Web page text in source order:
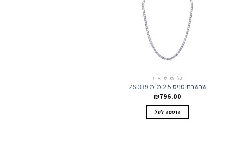
כל השרשראות
שרשרת טניס 2.5 מ"מ ZSI339
₪796.00
הוספה לסל